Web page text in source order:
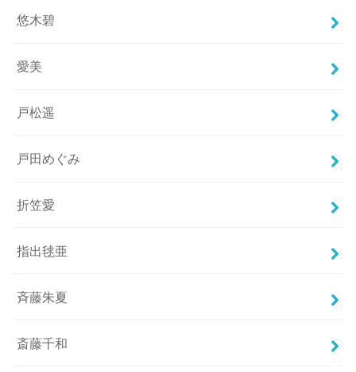
悠木碧
愛美
戸松遥
戸田めぐみ
折笠愛
指出毬亜
斉藤朱夏
斎藤千和